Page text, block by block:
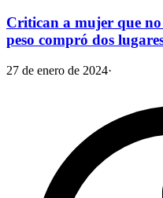
Critican a mujer que
peso compró dos
27 de enero de 2024·